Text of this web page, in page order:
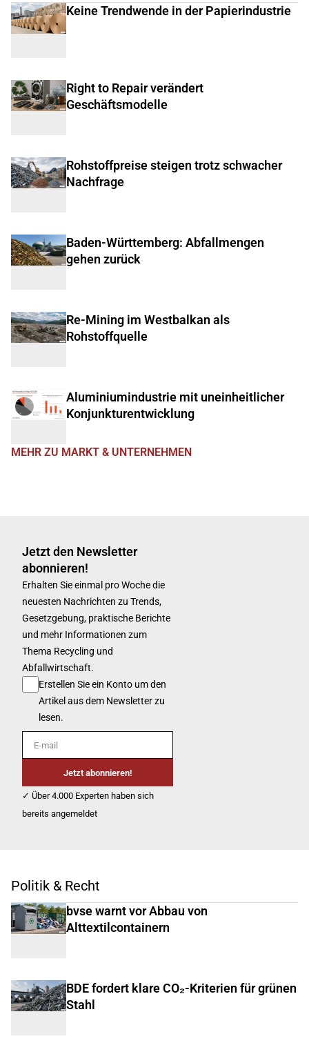
Keine Trendwende in der Papierindustrie
Right to Repair verändert
Geschäftsmodelle
Rohstoffpreise steigen trotz schwacher
Nachfrage
Baden-Württemberg: Abfallmengen
gehen zurück
Re-Mining im Westbalkan als
Rohstoffquelle
Aluminiumindustrie mit uneinheitlicher
Konjunkturentwicklung
MEHR ZU MARKT & UNTERNEHMEN
Jetzt den Newsletter
abonnieren!
Erhalten Sie einmal pro Woche die
neuesten Nachrichten zu Trends,
Gesetzgebung, praktische Berichte
und mehr Informationen zum
Thema Recycling und
Abfallwirtschaft.
Erstellen Sie ein Konto um den
Artikel aus dem Newsletter zu
lesen.
E-mail
Jetzt abonnieren!
✓ Über 4.000 Experten haben sich
bereits angemeldet
Politik & Recht
bvse warnt vor Abbau von
Alttextilcontainern
BDE fordert klare CO₂-Kriterien für grünen
Stahl